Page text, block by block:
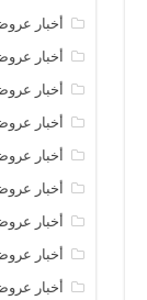
أخبار
أخبار
أخبار
أخبار
أخبار
أخبار
أخبار
أخبار
أخبار